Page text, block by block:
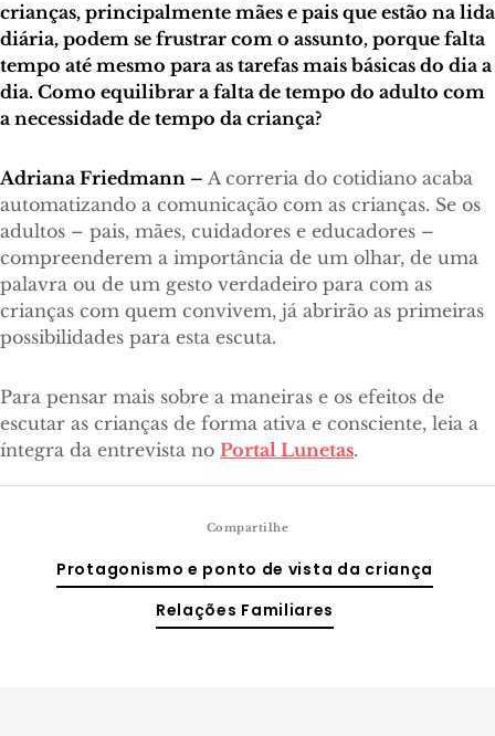
crianças, principalmente mães e pais que estão na lida
diária, podem se frustrar com o assunto, porque falta
tempo até mesmo para as tarefas mais básicas do dia a
dia. Como equilibrar a falta de tempo do adulto com
a necessidade de tempo da criança?
Adriana Friedmann – A correria do cotidiano acaba
automatizando a comunicação com as crianças. Se os
adultos – pais, mães, cuidadores e educadores –
compreenderem a importância de um olhar, de uma
palavra ou de um gesto verdadeiro para com as
crianças com quem convivem, já abrirão as primeiras
possibilidades para esta escuta.
Para pensar mais sobre a maneiras e os efeitos de
escutar as crianças de forma ativa e consciente, leia a
íntegra da entrevista no Portal Lunetas.
Compartilhe
Protagonismo e ponto de vista da criança
Relações Familiares